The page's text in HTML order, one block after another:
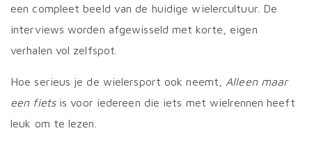
een compleet beeld van de huidige wielercultuur. De
interviews worden afgewisseld met korte, eigen
verhalen vol zelfspot.
Hoe serieus je de wielersport ook neemt, Alleen maar
een fietsis voor iedereen die iets met wielrennen heeft
leuk om te lezen.